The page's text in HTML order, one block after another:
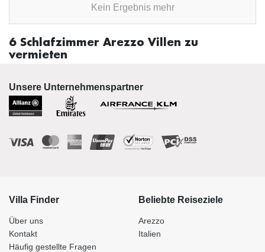
Kein Ergebnis mehr
6 Schlafzimmer Arezzo Villen zu
vermieten
Unsere Unternehmenspartner
Villa Finder
Über uns
Kontakt
Häufig gestellte Fragen
Beliebte Reiseziele
Arezzo
Italien